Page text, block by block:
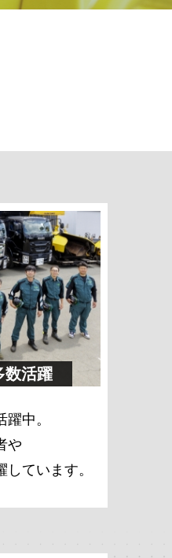
数活躍
中。
や
ています。